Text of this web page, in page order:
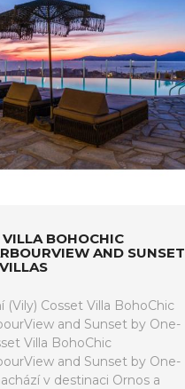
VILLA BOHOCHIC
AND SUNSET
(Vily) Cosset Villa BohoChic
and Sunset by One-
Villa BohoChic
and Sunset by One-
v destinaci Ornos a